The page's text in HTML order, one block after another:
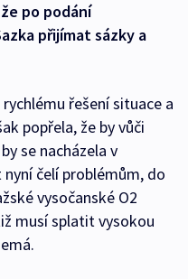
po podání
přijímat sázky a
řešení situace a
popřela, že by vůči
se nacházela v
čelí problémům, do
vysočanské O2
musí splatit vysokou